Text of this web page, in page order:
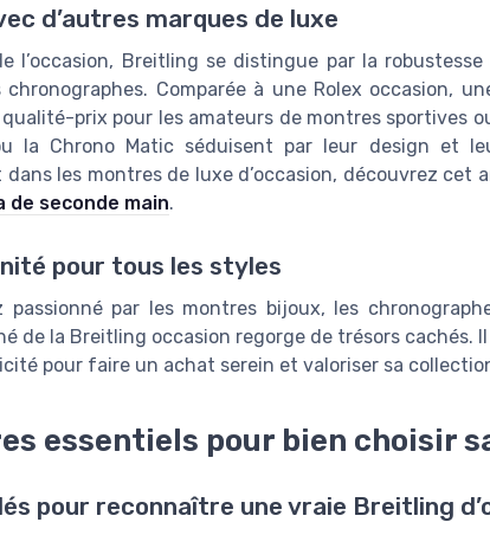
d’autres marques de luxe
l’occasion, Breitling se distingue par la
chronographes. Comparée à une Rolex occasion,
prix pour les amateurs de montres sportives
la Chrono Matic séduisent par leur design et
dans les montres de luxe d’occasion, découvrez cet
de seconde main.
pour tous les styles
passionné par les montres bijoux, les
de la Breitling occasion regorge de trésors cachés.
pour faire un achat serein et valoriser sa
essentiels pour bien choisir
pour reconnaître une vraie Breitling